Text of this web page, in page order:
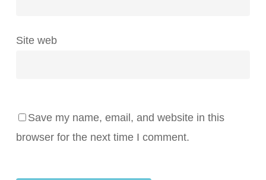
Site web
Save my name, email, and website in this
browser for the next time I comment.